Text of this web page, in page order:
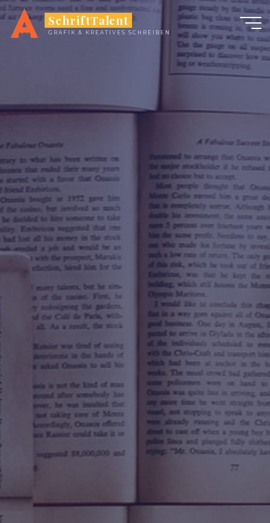
Zum
Inhalt
springen
SchriftTalent
GRAFIK & KREATIVES SCHREIBEN